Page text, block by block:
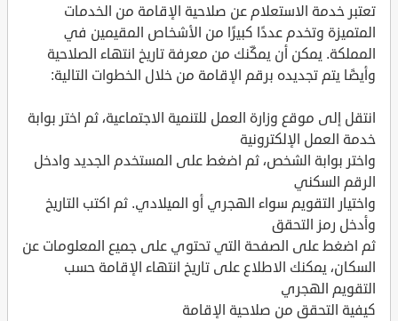
تعتبر خدمة الاستعلام عن صلاحية الإقامة من الخدمات
المتميزة وتخدم عددًا كبيرًا من الأشخاص المقيمين في
المملكة. يمكن أن يمكّنك من معرفة تاريخ انتهاء الصلاحية
وأيضًا يتم تجديده برقم الإقامة من خلال الخطوات التالية:
انتقل إلى موقع وزارة العمل للتنمية الاجتماعية، ثم اختر بوابة
خدمة العمل الإلكترونية
واختر بوابة الشخص، ثم اضغط على المستخدم الجديد وادخل
الرقم السكني
واختيار التقويم سواء الهجري أو الميلادي. ثم اكتب التاريخ
وأدخل رمز التحقق
ثم اضغط على الصفحة التي تحتوي على جميع المعلومات عن
السكان، يمكنك الاطلاع على تاريخ انتهاء الإقامة حسب
التقويم الهجري
كيفية التحقق من صلاحية الإقامة